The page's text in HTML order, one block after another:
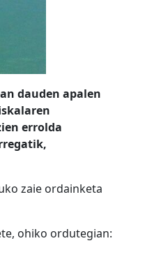
dauden apalen
errolda
zaie ordainketa
ohiko ordutegian: